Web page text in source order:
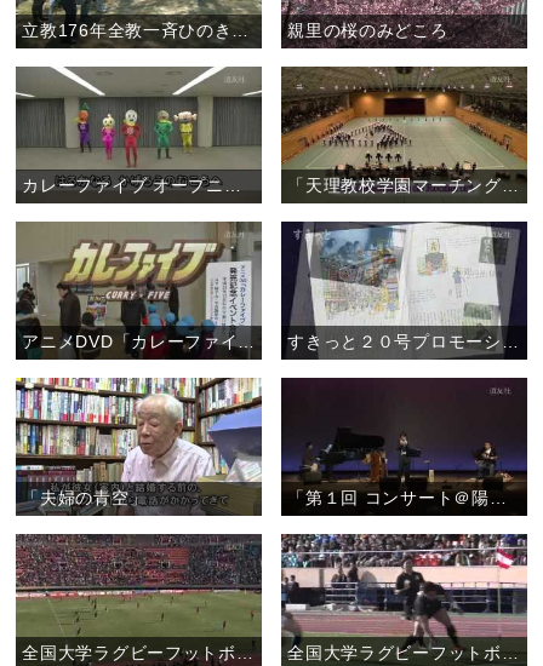
立教176年全教一斉ひのきしんデー・福島教区いわき支部（4月29日） 親里の桜のみどころ
カレーファイブ オープニング曲 ダンス 「天理教校学園マーチングバンド Violet Impulse2013」
すきっと２０号プロモーションムービー
「夫婦の青空」
全国大学ラグビーフットボール選手権大会 天理大学ラグビー部 決勝戦 全国大学ラグビーフットボール選手権大会 天理大学ラグビー部 準決勝戦